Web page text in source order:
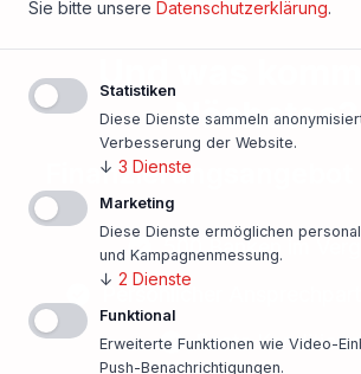
Nächstes?
Finanzierungsangebot
500 Banken im
Beste
Sie bitte unsere Datenschutzerklärung.
Statistiken
Diese Dienste sammeln
Verbesserung der Website.
↓ 3 Dienste
Marketing
Diese Dienste ermöglichen
und Kampagnenmessung.
↓ 2 Dienste
Funktional
Erweiterte Funktionen wie Video-
Push-Benachrichtigungen.